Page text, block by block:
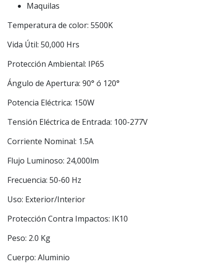
Maquilas
Temperatura de color: 5500K
Vida Útil: 50,000 Hrs
Protección Ambiental: IP65
Ángulo de Apertura: 90° ó 120°
Potencia Eléctrica: 150W
Tensión Eléctrica de Entrada: 100-277V
Corriente Nominal: 1.5A
Flujo Luminoso: 24,000lm
Frecuencia: 50-60 Hz
Uso: Exterior/Interior
Protección Contra Impactos: IK10
Peso: 2.0 Kg
Cuerpo: Aluminio